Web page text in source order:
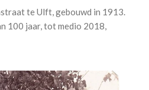
te Ulft, gebouwd in 1913.
100 jaar, tot medio 2018,